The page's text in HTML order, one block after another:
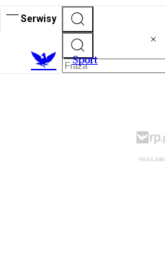
Serwisy
Sport